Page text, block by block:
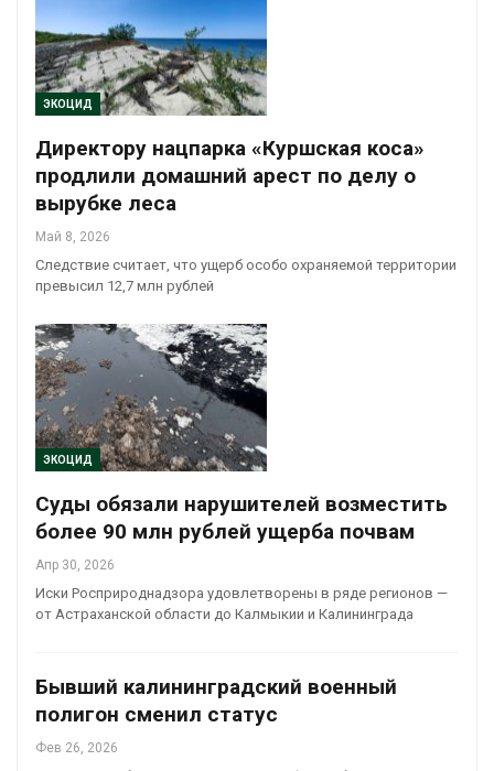
ЭКОЦИД
Директору нацпарка «Куршская коса»
продлили домашний арест по делу о
вырубке леса
Май 8, 2026
Следствие считает, что ущерб особо охраняемой территории
превысил 12,7 млн рублей
ЭКОЦИД
Суды обязали нарушителей возместить
более 90 млн рублей ущерба почвам
Апр 30, 2026
Иски Росприроднадзора удовлетворены в ряде регионов —
от Астраханской области до Калмыкии и Калининграда
Бывший калининградский военный
полигон сменил статус
Фев 26, 2026